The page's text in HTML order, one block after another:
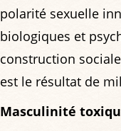
polarité sexuelle
biologiques et
construction
est le résultat de
Masculinité